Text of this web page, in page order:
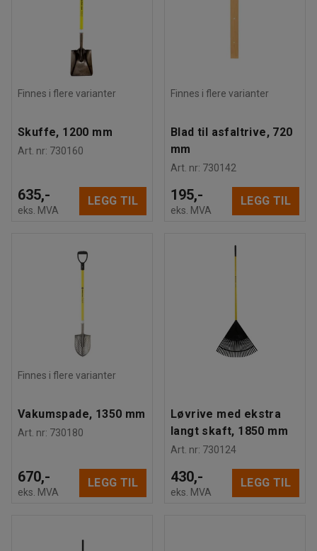
Finnes i flere varianter
Skuffe, 1200 mm
Art. nr: 730160
635,-
eks. MVA
LEGG TIL
Finnes i flere varianter
Blad til asfaltrive, 720
mm
Art. nr: 730142
195,-
eks. MVA
LEGG TIL
Finnes i flere varianter
Vakumspade, 1350 mm
Art. nr: 730180
670,-
eks. MVA
LEGG TIL
Løvrive med ekstra
langt skaft, 1850 mm
Art. nr: 730124
430,-
eks. MVA
LEGG TIL